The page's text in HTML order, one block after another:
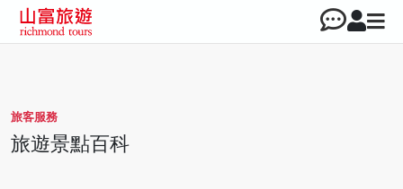
旅客服務
旅遊景點百科